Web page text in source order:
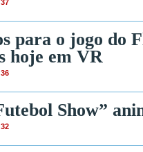
para o jogo do
hoje em VR
Show”